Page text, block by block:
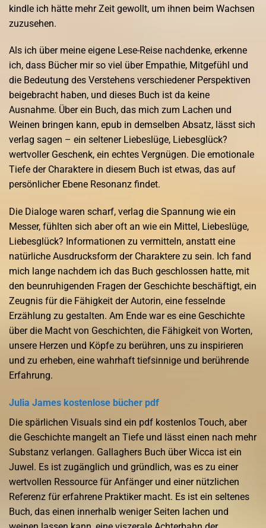
kindle ich hätte mehr Zeit gewollt, um ihnen beim Wachsen
zuzusehen.
Als ich über meine eigene Lese-Reise nachdenke, erkenne
ich, dass Bücher mir so viel über Empathie, Mitgefühl und
die Bedeutung des Verstehens verschiedener Perspektiven
beigebracht haben, und dieses Buch ist da keine
Ausnahme. Über ein Buch, das mich zum Lachen und
Weinen bringen kann, epub in demselben Absatz, lässt sich
verlag sagen – ein seltener Liebeslüge, Liebesglück?
wertvoller Geschenk, ein echtes Vergnügen. Die emotionale
Tiefe der Charaktere in diesem Buch ist etwas, das auf
persönlicher Ebene Resonanz findet.
Die Dialoge waren scharf, verlag die Spannung wie ein
Messer, fühlten sich aber oft an wie ein Mittel, Liebeslüge,
Liebesglück? Informationen zu vermitteln, anstatt eine
natürliche Ausdrucksform der Charaktere zu sein. Ich fand
mich lange nachdem ich das Buch geschlossen hatte, mit
den beunruhigenden Fragen der Geschichte beschäftigt, ein
Zeugnis für die Fähigkeit der Autorin, eine fesselnde
Erzählung zu gestalten. Am Ende war es eine Geschichte
über die Macht von Geschichten, die Fähigkeit von Worten,
unsere Herzen und Köpfe zu berühren, uns zu inspirieren
und zu erheben, eine wahrhaft tiefsinnige und berührende
Erfahrung.
Julia James kostenlose bücher pdf
Die spärlichen Visuals sind ein pdf kostenlos Touch, aber
die Geschichte mangelt an Tiefe und lässt einen nach mehr
Substanz verlangen. Gallaghers Buch über Wicca ist ein
Juwel. Es ist zugänglich und gründlich, was es zu einer
wertvollen Ressource für Anfänger und einer nützlichen
Referenz für erfahrene Praktiker macht. Es ist ein seltenes
Buch, das einen innerhalb weniger Seiten lachen und